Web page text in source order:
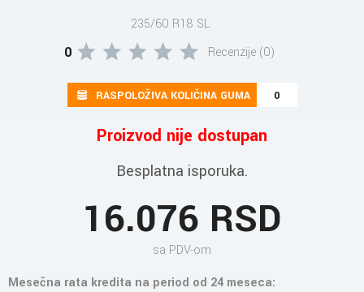
235/60 R18 SL
0 Recenzije (0)
RASPOLOŽIVA KOLIČINA GUMA 0
Proizvod nije dostupan
Besplatna isporuka.
16.076 RSD
sa PDV-om
Mesečna rata kredita na period od 24 meseca: